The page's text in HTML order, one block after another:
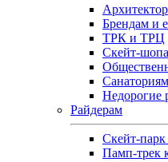
Брендам и
ТРК и ТРЦ
Скейт-
Недорогие
Райдерам
Скейт-
Памп-трек